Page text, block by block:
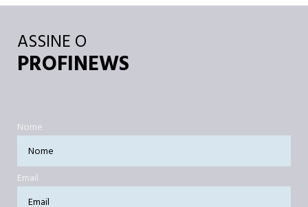
ASSINE O
PROFINEWS
Nome
Email